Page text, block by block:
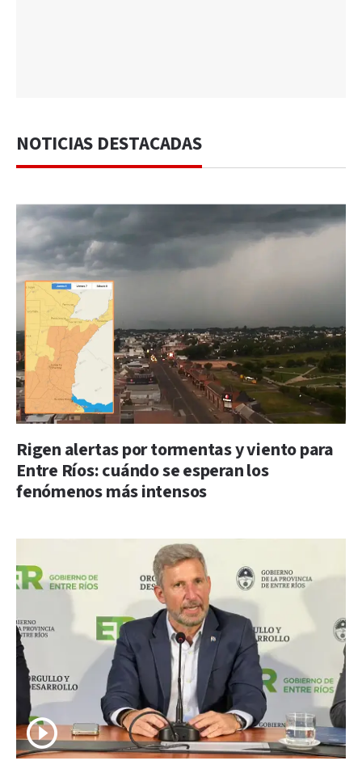
NOTICIAS DESTACADAS
Rigen alertas por tormentas y viento para
Entre Ríos: cuándo se esperan los
fenómenos más intensos